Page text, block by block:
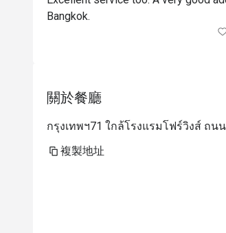
關於餐廳
กรุงเทพฯ71 ใกล้โรงแรมโฟร์วิงส์ ถ
複製地址